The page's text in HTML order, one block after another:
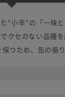
“小辛”の「一味
クセのない品種
つため、缶の振